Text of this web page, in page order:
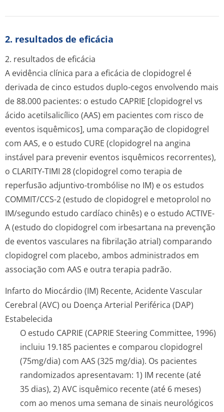
2. resultados de eficácia
2. resultados de eficácia
A evidência clínica para a eficácia de clopidogrel é
derivada de cinco estudos duplo-cegos envolvendo mais
de 88.000 pacientes: o estudo CAPRIE [clopidogrel vs
ácido acetilsalicílico (AAS) em pacientes com risco de
eventos isquêmicos], uma comparação de clopidogrel
com AAS, e o estudo CURE (clopidogrel na angina
instável para prevenir eventos isquêmicos recorrentes),
o CLARITY-TIMI 28 (clopidogrel como terapia de
reperfusão adjuntivo-trombólise no IM) e os estudos
COMMIT/CCS-2 (estudo de clopidogrel e metoprolol no
IM/segundo estudo cardíaco chinês) e o estudo ACTIVE-
A (estudo do clopidogrel com irbesartana na prevenção
de eventos vasculares na fibrilação atrial) comparando
clopidogrel com placebo, ambos administrados em
associação com AAS e outra terapia padrão.
Infarto do Miocárdio (IM) Recente, Acidente Vascular
Cerebral (AVC) ou Doença Arterial Periférica (DAP)
Estabelecida
O estudo CAPRIE (CAPRIE Steering Committee, 1996)
incluiu 19.185 pacientes e comparou clopidogrel
(75mg/dia) com AAS (325 mg/dia). Os pacientes
randomizados apresentavam: 1) IM recente (até
35 dias), 2) AVC isquêmico recente (até 6 meses)
com ao menos uma semana de sinais neurológicos